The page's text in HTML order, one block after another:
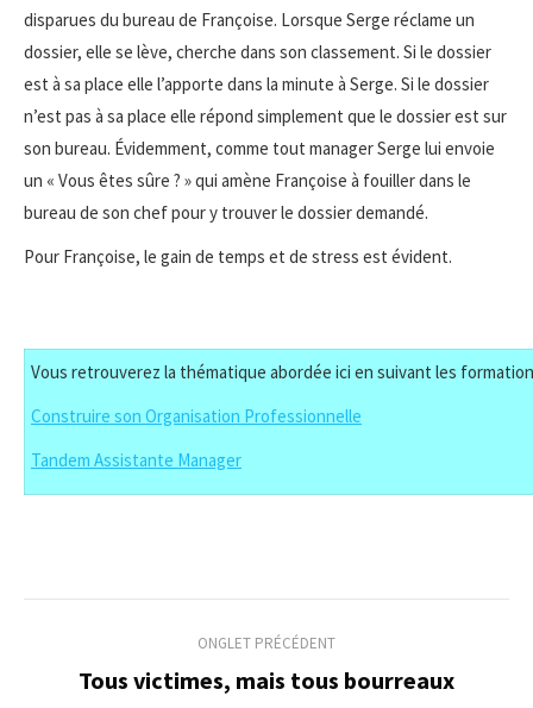
disparues du bureau de Françoise. Lorsque Serge réclame un
dossier, elle se lève, cherche dans son classement. Si le dossier
est à sa place elle l’apporte dans la minute à Serge. Si le dossier
n’est pas à sa place elle répond simplement que le dossier est sur
son bureau. Évidemment, comme tout manager Serge lui envoie
un « Vous êtes sûre ? » qui amène Françoise à fouiller dans le
bureau de son chef pour y trouver le dossier demandé.
Pour Françoise, le gain de temps et de stress est évident.
Vous retrouverez la thématique abordée ici en suivant les
Construire son Organisation Professionnelle
Tandem Assistante Manager
ONGLET PRÉCÉDENT
Onglet
Tous victimes, mais tous bourreaux